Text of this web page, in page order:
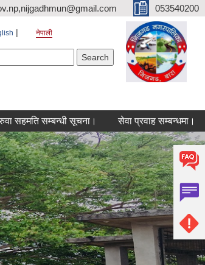
053540200
नेपाली
सम्बन्धी सूचना। सेवा प्रवाह सम्बन्धमा।